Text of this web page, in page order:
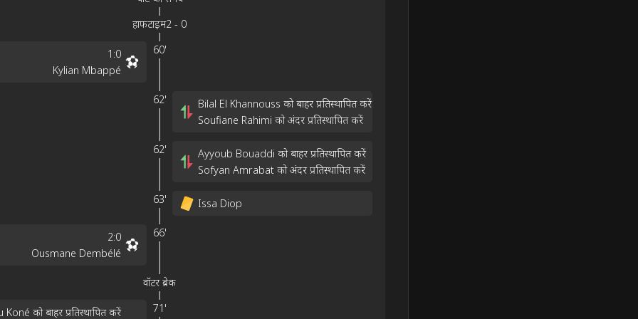
हाफटाइम2 - 0
60'
1 :0
Kylian Mbappé
62'
Bilal El Khannouss को बाहर प्रतिस्थापित करें
Soufiane Rahimi को अंदर प्रतिस्थापित करें
62'
Ayyoub Bouaddi को बाहर प्रतिस्थापित करें
Sofyan Amrabat को अंदर प्रतिस्थापित करें
63' Issa Diop
66'
2:0
Ousmane Dembélé
वॉटर ब्रेक
71'
को बाहर प्रतिस्थापित करें